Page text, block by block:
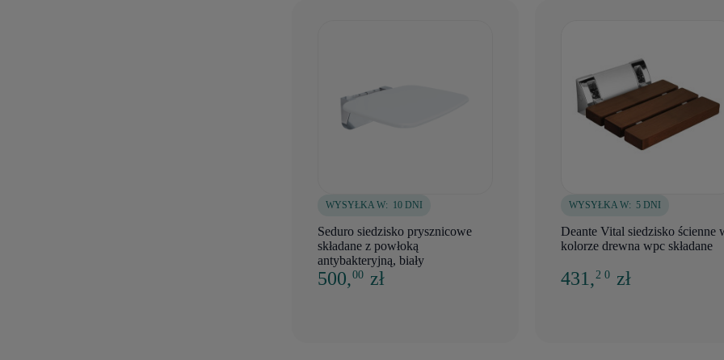
WYSYŁKA W: 10 DNI
Seduro siedzisko prysznicowe
składane z powłoką
antybakteryjną, biały
500,00 zł
WYSYŁKA W: 5 DNI
Deante Vital siedzisko ścienne
kolorze drewna wpc składane
431,2 0 zł